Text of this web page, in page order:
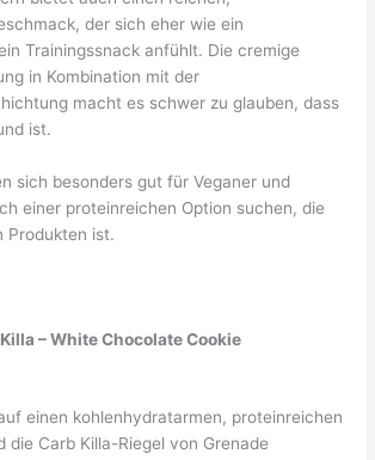
der sich eher wie ein
Trainingssnack anfühlt. Die cremige
in Kombination mit der
macht es schwer zu glauben, dass
ist.
sich besonders gut für Veganer und
einer proteinreichen Option suchen, die
Produkten ist.
– White Chocolate Cookie
einen kohlenhydratarmen, proteinreichen
die Carb Killa-Riegel von Grenade